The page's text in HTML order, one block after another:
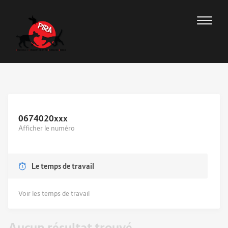
0674020xxx
Afficher le numéro
Le temps de travail
Voir les temps de travail